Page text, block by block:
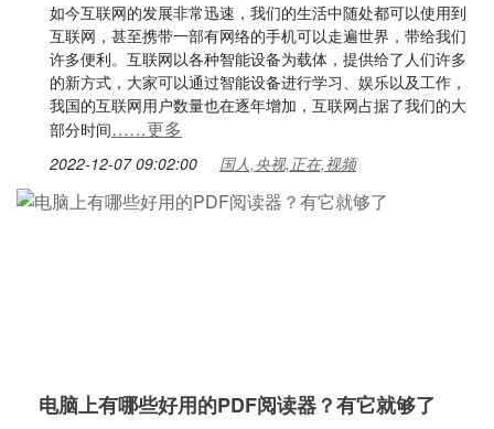
如今互联网的发展非常迅速，我们的生活中随处都可以使用到
互联网，甚至携带一部有网络的手机可以走遍世界，带给我们
许多便利。互联网以各种智能设备为载体，提供给了人们许多
的新方式，大家可以通过智能设备进行学习、娱乐以及工作，
我国的互联网用户数量也在逐年增加，互联网占据了我们的大
部分时间……更多
2022-12-07 09:02:00 国人,央视,正在,视频
电脑上有哪些好用的PDF阅读器？有它就够了